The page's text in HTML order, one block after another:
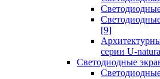
[9]
серии U-
Светодиодные